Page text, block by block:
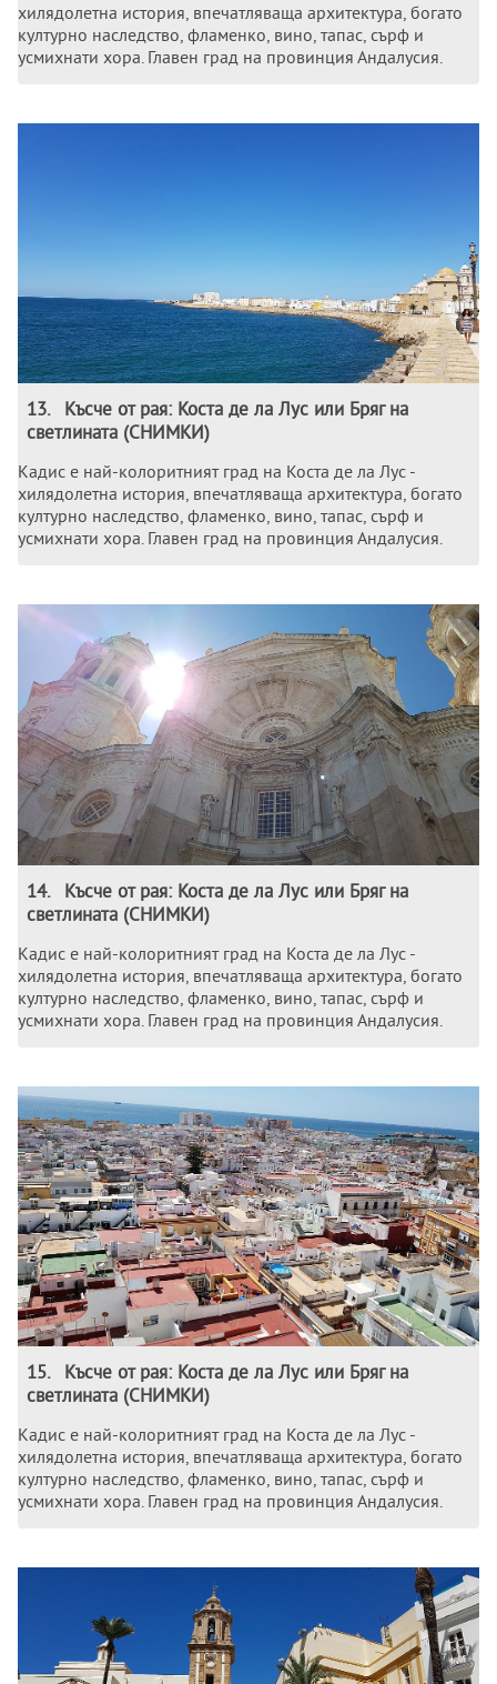
хилядолетна история, впечатляваща архитектура, богато
културно наследство, фламенко, вино, тапас, сърф и
усмихнати хора. Главен град на провинция Андалусия.
13.
Късче от рая: Коста де ла Лус или Бряг на
светлината (СНИМКИ)
Кадис е най-колоритният град на Коста де ла Лус -
хилядолетна история, впечатляваща архитектура, богато
културно наследство, фламенко, вино, тапас, сърф и
усмихнати хора. Главен град на провинция Андалусия.
14.
Късче от рая: Коста де ла Лус или Бряг на
светлината (СНИМКИ)
Кадис е най-колоритният град на Коста де ла Лус -
хилядолетна история, впечатляваща архитектура, богато
културно наследство, фламенко, вино, тапас, сърф и
усмихнати хора. Главен град на провинция Андалусия.
15.
Късче от рая: Коста де ла Лус или Бряг на
светлината (СНИМКИ)
Кадис е най-колоритният град на Коста де ла Лус -
хилядолетна история, впечатляваща архитектура, богато
културно наследство, фламенко, вино, тапас, сърф и
усмихнати хора. Главен град на провинция Андалусия.